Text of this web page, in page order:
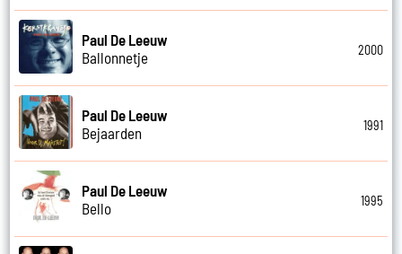
Paul De Leeuw
Ballonnetje
2000
Paul De Leeuw
Bejaarden
1991
Paul De Leeuw
Bello
1995